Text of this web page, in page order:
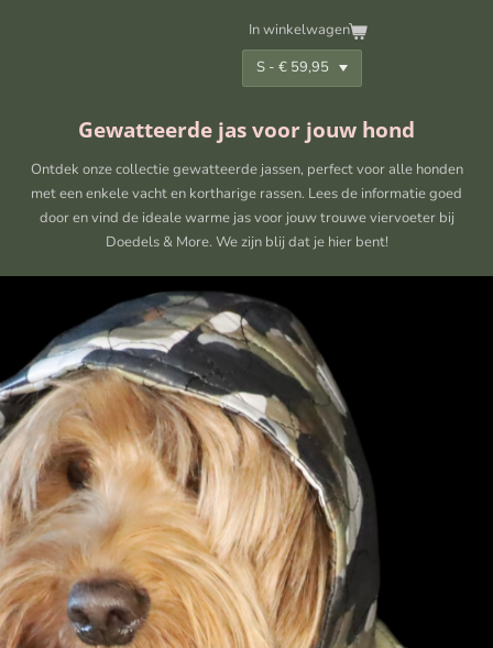
In winkelwagen
Gewatteerde jas voor jouw hond
Ontdek onze collectie gewatteerde jassen, perfect voor alle honden
met een enkele vacht en kortharige rassen. Lees de informatie goed
door en vind de ideale warme jas voor jouw trouwe viervoeter bij
Doedels & More. We zijn blij dat je hier bent!